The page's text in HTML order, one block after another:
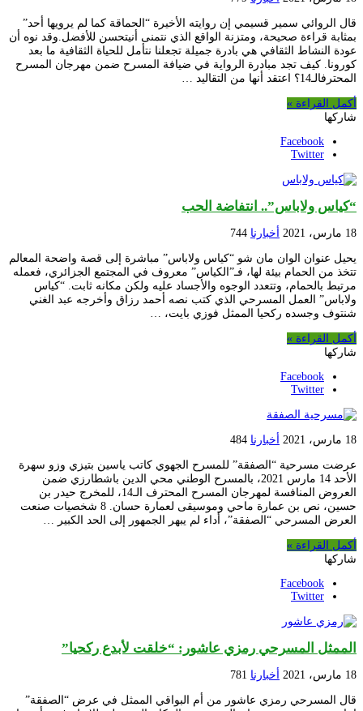
قال الروائي سمير قسيمي إن روايته الأخيرة “الحماقة كما لم يرويها أحد”
بمثابة قراءة صحيحة، ومتزنة الواقع الذي نتمنى أنيتحسن للأفضل.وقد نوه أن
عودة النشاط الثقافي هي بادرة جميلة تجعلنا نتأمل للحياة الثقافية ما بعد
كورونا. كيف تجد مبادرة الرواية في ضيافة المسرح ضمن مهرجان المسرح
المحترفالـ14؟ اعتقد أنها من التقاليد …
أكمل القراءة »
شاركها
Facebook
Twitter
“كياس ولاباس”.. انتفاضة الحب
18 مارس، 2021 أخبارنا 744
يحيل عنوان الوان مان شو “كياس ولاباس” مباشرة إلى قصة واضحة المعالم
تتخذ من الحمام بيئة لها، فـ”الكياس” معروف في المجتمع الجزائري، فعمله
مرتبط بالحمام، وتتعدد الوجوه والأجساد عليه ولكن مكانه ثابت. “كياس
ولاباس” العمل المسرحي الذي كتب نصه أحمد رزاق وأخرجه عبد الغني
شنتوف وجسده ركحيا الممثل فوزي بايت، …
أكمل القراءة »
شاركها
Facebook
Twitter
18 مارس، 2021 أخبارنا 484
عرضت مسرحية “الصفقة” للمسرح الجهوي كاتب ياسين بتيزي وزو سهرة
الأحد 14 مارس 2021، بالمسرح الوطني محي الدين باشطارزي ضمن
العروض المنافسة لمهرجان المسرح المحترف الـ14، للمخرج حيدر بن
حسين، نص بن عمارة ماحي وموسيقى لعمارة حسان. 8 شخصيات صنعت
العرض المسرحي “الصفقة”، أداء لم يبهر الجمهور إلى الحد الكبير …
أكمل القراءة »
شاركها
Facebook
Twitter
الممثل المسرحي رمزي عاشور: “خلقت لأبدع ركحيا”
18 مارس، 2021 أخبارنا 781
قال المسرحي رمزي عاشور من أم البواقي الممثل في عرض “الصفقة”